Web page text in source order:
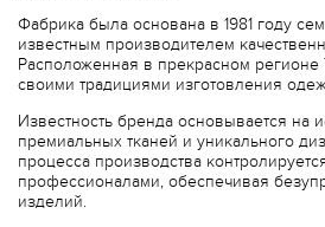
Фабрика была основана в 1981 году
известным производителем
Расположенная в прекрасном регионе
своими традициями изготовления
Известность бренда основывается на
премиальных тканей и уникального
процесса производства
профессионалами, обеспечивая
изделий.